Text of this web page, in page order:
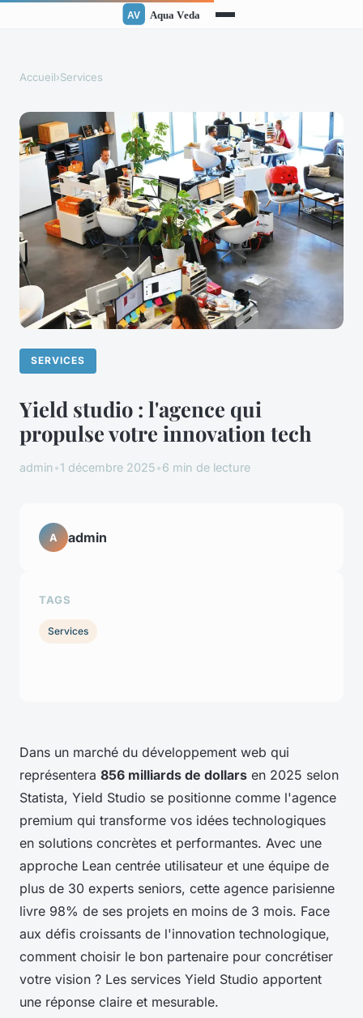
Accueil›Services
SERVICES
Yield studio : l'agence qui
propulse votre innovation tech
admin•1 décembre 2025•6 min de lecture
Dans un marché du développement web qui
représentera 856 milliards de dollars en 2025 selon
Statista, Yield Studio se positionne comme l'agence
premium qui transforme vos idées technologiques
en solutions concrètes et performantes. Avec une
approche Lean centrée utilisateur et une équipe de
plus de 30 experts seniors, cette agence parisienne
livre 98% de ses projets en moins de 3 mois. Face
aux défis croissants de l'innovation technologique,
comment choisir le bon partenaire pour concrétiser
votre vision ? Les services Yield Studio apportent
une réponse claire et mesurable.
A admin
TAGS
Services